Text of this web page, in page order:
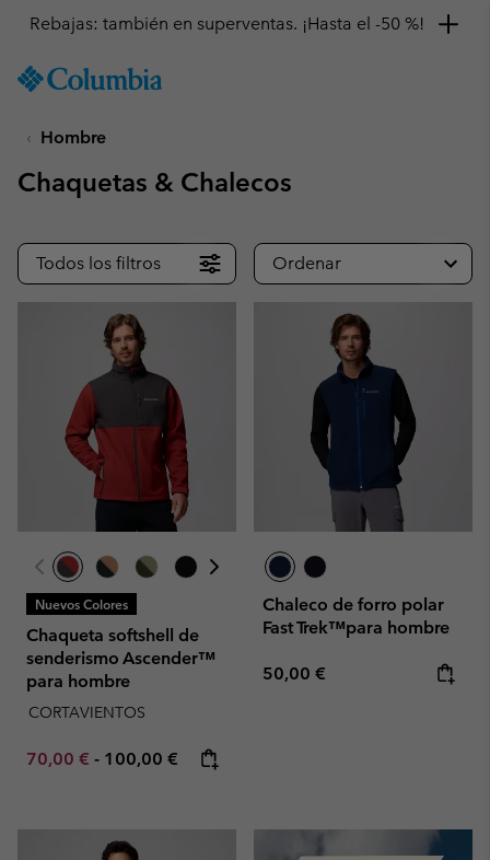
TO
SKIP
MAIN
NAV
SKIP
TO
SEARCH
Rebajas: también en superventas. ¡Hasta el -50 %!
Hombre
Chaquetas & Chalecos
Todos los filtros Ordenar
Nuevos Colores
Chaqueta softshell de
senderismo Ascender™
para hombre
CORTAVIENTOS
Minimum sale price:
70,00 € - Maximum price:
100,00 €
Chaleco de forro polar
Fast Trek™para hombre
Regular price:
50,00 €
Summer Sale